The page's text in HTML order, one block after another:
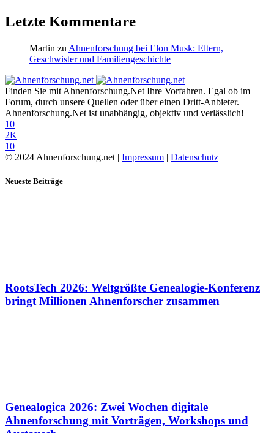
Letzte Kommentare
Martin zu Ahnenforschung bei Elon Musk: Eltern,
Geschwister und Familiengeschichte
Finden Sie mit Ahnenforschung.Net Ihre Vorfahren. Egal ob im
Forum, durch unsere Quellen oder über einen Dritt-Anbieter.
Ahnenforschung.Net ist unabhängig, objektiv und verlässlich!
10
2K
10
© 2024 Ahnenforschung.net | Impressum | Datenschutz
Neueste Beiträge
RootsTech 2026: Weltgrößte Genealogie-Konferenz
bringt Millionen Ahnenforscher zusammen
Genealogica 2026: Zwei Wochen digitale
Ahnenforschung mit Vorträgen, Workshops und